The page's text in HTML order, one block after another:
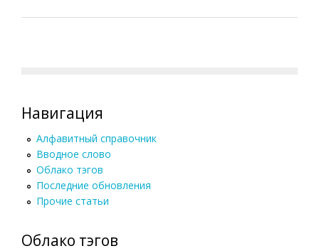
Навигация
Алфавитный справочник
Вводное слово
Облако тэгов
Последние обновления
Прочие статьи
Облако тэгов